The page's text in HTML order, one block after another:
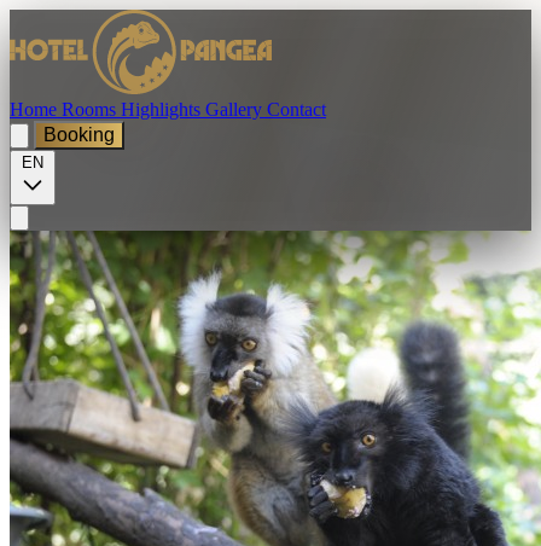
Home Rooms Highlights Gallery Contact
Booking
EN